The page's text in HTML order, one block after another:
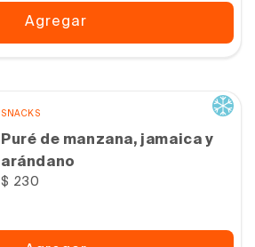
Agregar
SNACKS
Puré de manzana, jamaica y
arándano
Precio
$ 230